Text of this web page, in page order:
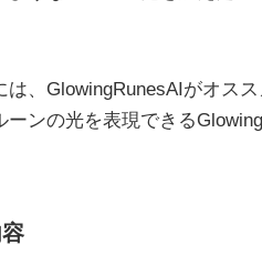
、GlowingRunesAIがオスス
ーンの光を表現できる